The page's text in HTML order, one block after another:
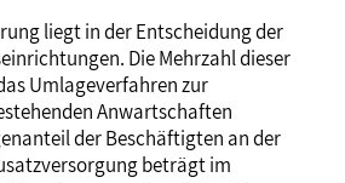
liegt in der Entscheidung der
Die Mehrzahl dieser
Umlageverfahren zur
Anwartschaften
der Beschäftigten an der
beträgt im